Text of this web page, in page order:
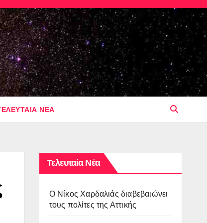
ΝΕΑ
Τελευταία Νέα
O Νίκος Χαρδαλιάς διαβεβαιώνει
τους πολίτες της Αττικής